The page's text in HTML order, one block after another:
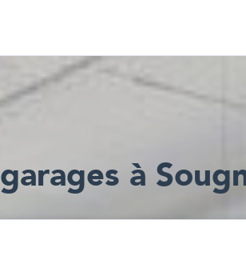
garages à